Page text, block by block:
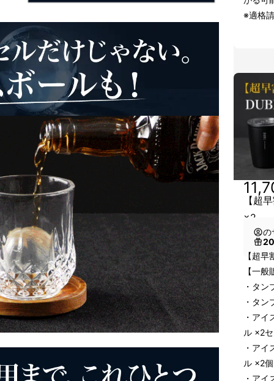
※適格
【超
×2
の
【超
【一
・タ
・タ
・ア
ル ×2
・ア
ル ×2個
・ア